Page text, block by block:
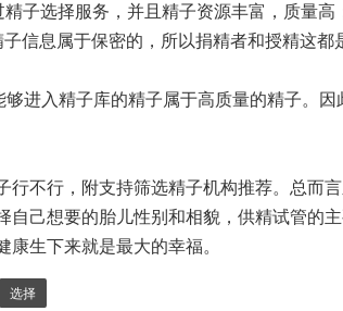
子选择服务，并且精子资源丰富，质量高
信息属于保密的，所以捐精者和授精这
进入精子库的精子属于高质量的精子。
行不行，附支持筛选精子机构推荐。总而
自己想要的胎儿性别和相貌，供精试管的
生下来就是最大的幸福。
选择